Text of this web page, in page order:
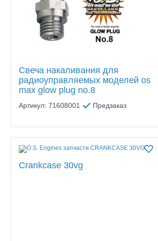
Свеча накаливания для
радиоуправляемых моделей os
max glow plug no.8
Артикул: 71608001 Предзаказ
Crankcase 30vg